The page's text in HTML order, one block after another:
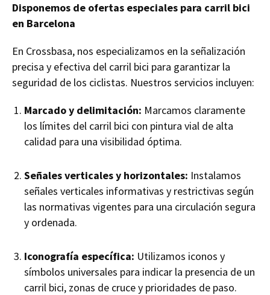
Disponemos de ofertas especiales para carril bici
en Barcelona
En Crossbasa, nos especializamos en la señalización
precisa y efectiva del carril bici para garantizar la
seguridad de los ciclistas. Nuestros servicios incluyen:
Marcado y delimitación: Marcamos claramente
los límites del carril bici con pintura vial de alta
calidad para una visibilidad óptima.
Señales verticales y horizontales: Instalamos
señales verticales informativas y restrictivas según
las normativas vigentes para una circulación segura
y ordenada.
Iconografía específica: Utilizamos iconos y
símbolos universales para indicar la presencia de un
carril bici, zonas de cruce y prioridades de paso.